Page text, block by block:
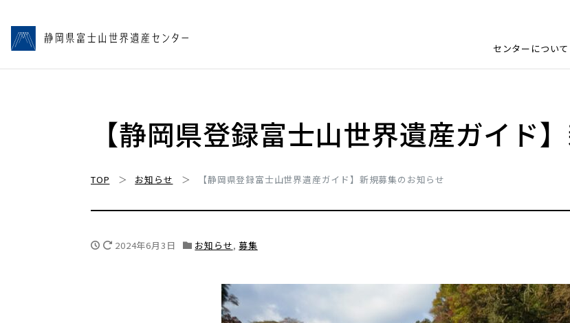
センターについて
【静岡県登録富士山世界遺産ガイド
TOP お知らせ 【静岡県登録富士山世界遺産ガイド】新規募集のお知らせ
2024年6月3日 お知らせ,募集